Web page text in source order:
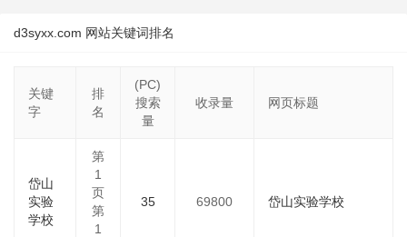
d3syxx.com 网站关键词排名
关键
字
排
名
(PC)
搜索
量
收录量 网页标题
岱山
实验
学校
第
1
页
第
1
35 69800 岱山实验学校